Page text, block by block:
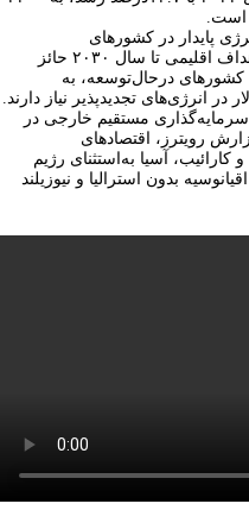
است.
پایدار در کشورهای
درحال‌توسعه نیز برای دستیابی جهان به اهداف اقلیمی تا سال ۲۰۳۰ حائز
درحال‌توسعه، به
حدود ۷/ ۱ تریلیون دلار در انرژی‌های تجدیدپذیر نیاز دارند.
۵۴۴ میلیارد دلار سرمایه‌گذاری مستقیم خارجی در
رویترز، اقتصادهای
آسیا به‌استثنای رژیم
بدون استرالیا و نیوزیلند